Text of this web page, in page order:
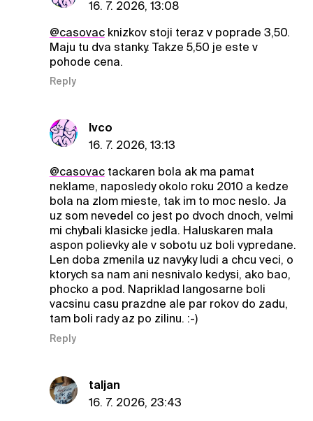
16. 7. 2026, 13:08
@casovacknizkov stoji teraz v poprade 3,50.
Maju tu dva stanky. Takze 5,50 je este v
pohode cena.
Reply
Ivco
16. 7. 2026, 13:13
@casovactackaren bola ak ma pamat
neklame, naposledy okolo roku 2010 a kedze
bola na zlom mieste, tak im to moc neslo. Ja
uz som nevedel co jest po dvoch dnoch, velmi
mi chybali klasicke jedla. Haluskaren mala
aspon polievky ale v sobotu uz boli vypredane.
Len doba zmenila uz navyky ludi a chcu veci, o
ktorych sa nam ani nesnivalo kedysi, ako bao,
phocko a pod. Napriklad langosarne boli
vacsinu casu prazdne ale par rokov do zadu,
tam boli rady az po zilinu. :-)
Reply
taljan
16. 7. 2026, 23:43